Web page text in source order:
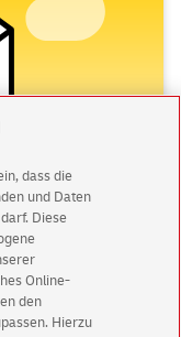
Angebote und
5 € Gutschein
dass die
und Daten
Diese
Online-
den
Hierzu